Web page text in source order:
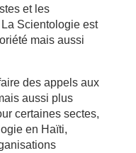
et les
Scientologie est
mais aussi
des appels aux
aussi plus
certaines sectes,
en Haïti,